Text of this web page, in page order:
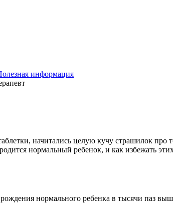
информация
начитались целую кучу страшилок про
нормальный ребенок, и как избежать
нормального ребенка в тысячи паз